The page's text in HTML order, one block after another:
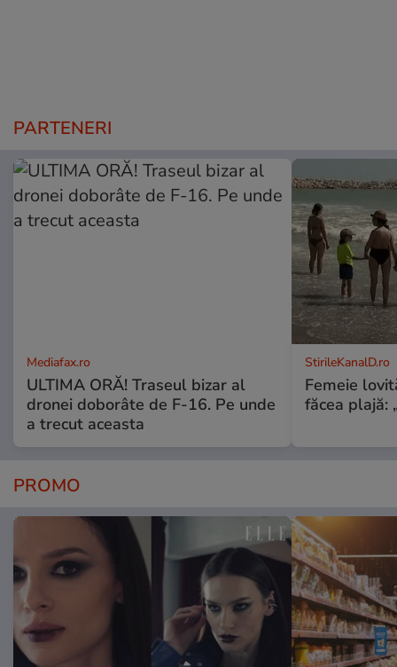
PARTENERI
Mediafax.ro
ULTIMA ORĂ! Traseul bizar al
dronei doborâte de F-16. Pe unde
a trecut aceasta
StirileKanalD.ro
Femeie
făcea plajă:
PROMO